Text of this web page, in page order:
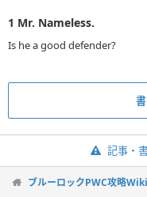
1 Mr. Nameless.
Is he a good defender?
記事・
ブルーロックPWC攻略Wiki